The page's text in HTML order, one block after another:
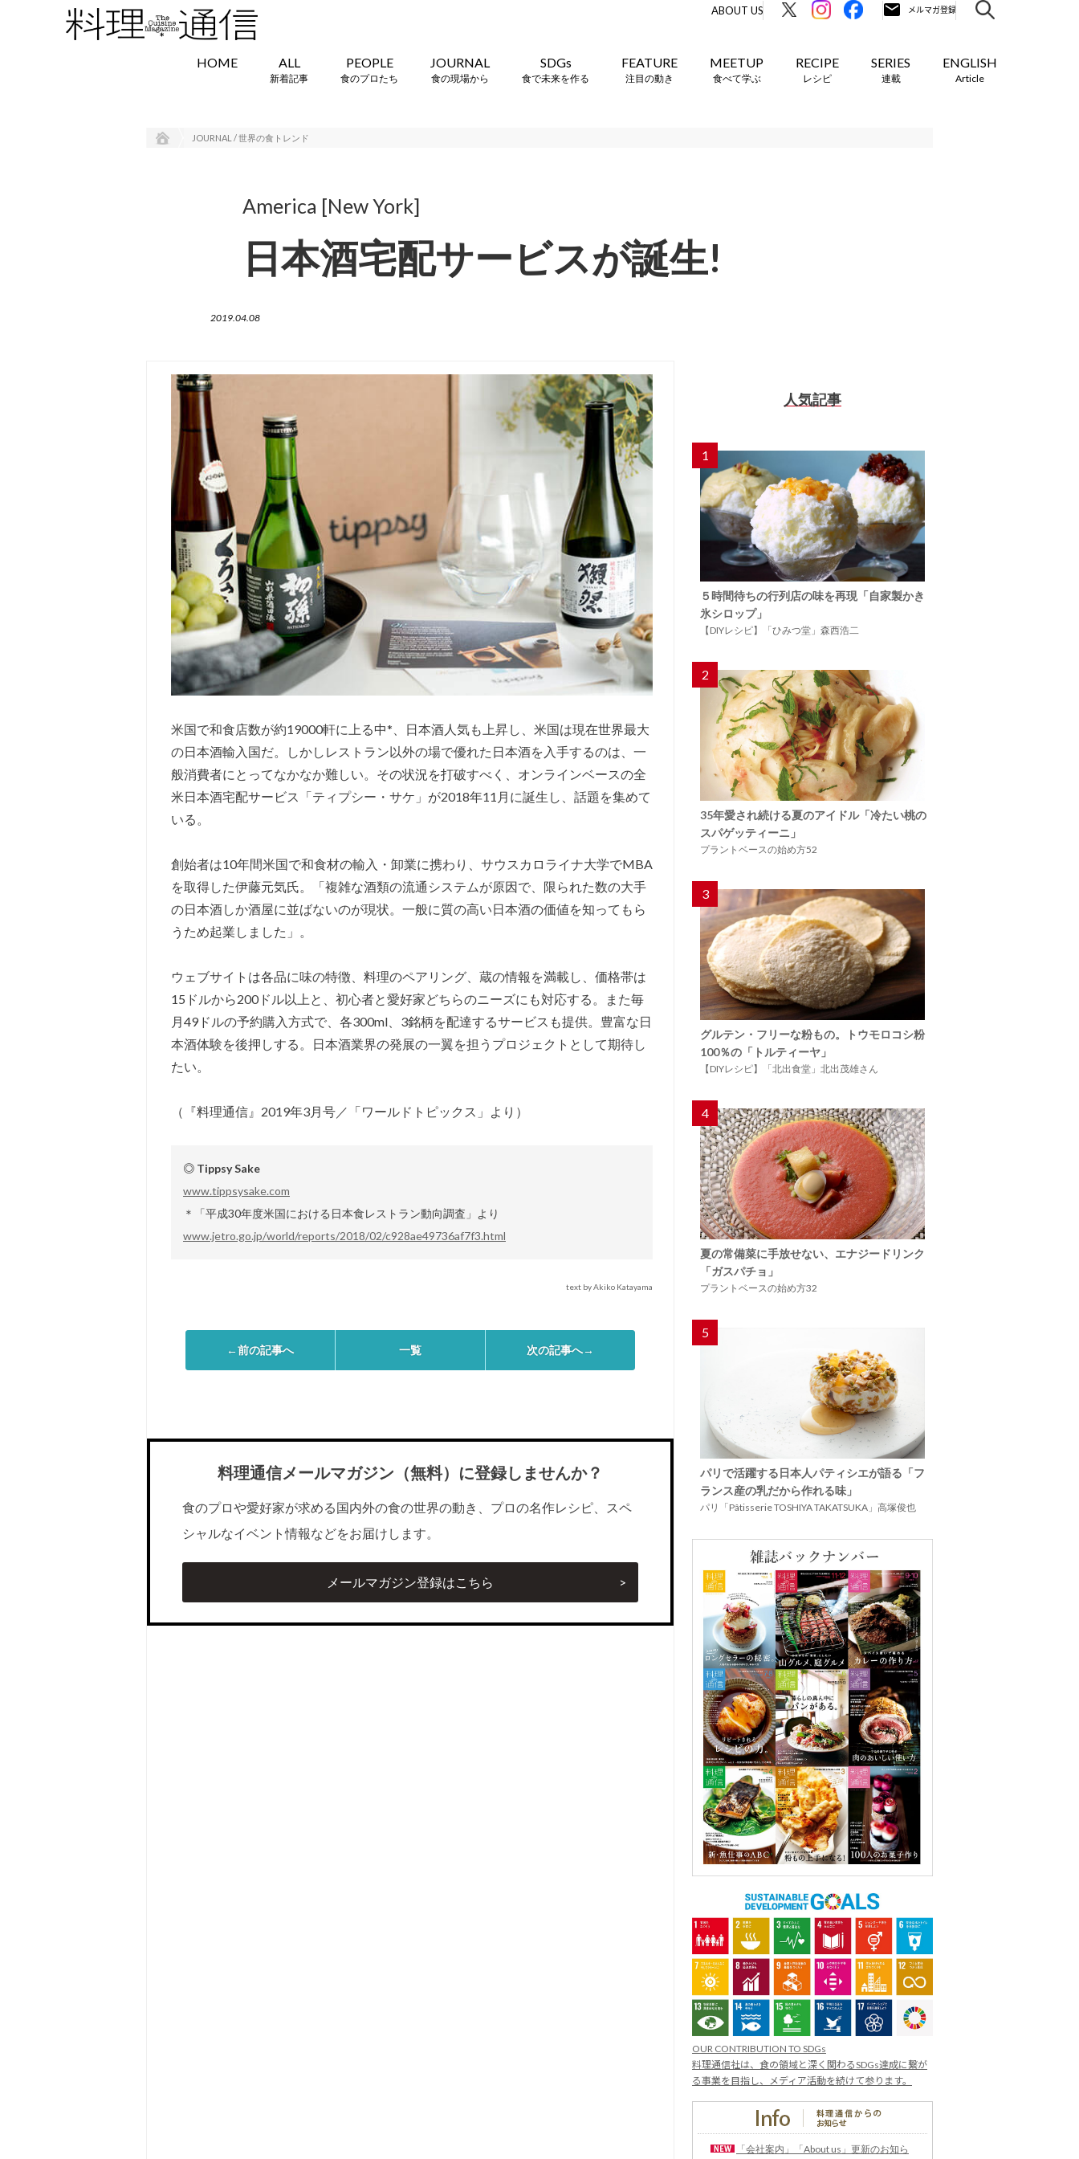
ABOUT US
HOME ALL
新着記事
PEOPLE
食のプロたち
JOURNAL
食の現場から
SDGs
食で未来を作る
FEATURE
注目の動き
MEETUP
食べて学ぶ
RECIPE
レシピ
SERIES
連載
ENGLISH
Article
JOURNAL / 世界の食トレンド
America [New York]
日本酒宅配サービスが誕生!
2019.04.08
米国で和食店数が約19000軒に上る中*、日本酒人気も上昇し、米国は現在世界最大
の日本酒輸入国だ。しかしレストラン以外の場で優れた日本酒を入手するのは、一
般消費者にとってなかなか難しい。その状況を打破すべく、オンラインベースの全
米日本酒宅配サービス「ティプシー・サケ」が2018年11月に誕生し、話題を集めて
いる。
創始者は10年間米国で和食材の輸入・卸業に携わり、サウスカロライナ大学でMBA
を取得した伊藤元気氏。「複雑な酒類の流通システムが原因で、限られた数の大手
の日本酒しか酒屋に並ばないのが現状。一般に質の高い日本酒の価値を知ってもら
うため起業しました」。
ウェブサイトは各品に味の特徴、料理のペアリング、蔵の情報を満載し、価格帯は
15ドルから200ドル以上と、初心者と愛好家どちらのニーズにも対応する。また毎
月49ドルの予約購入方式で、各300ml、3銘柄を配達するサービスも提供。豊富な日
本酒体験を後押しする。日本酒業界の発展の一翼を担うプロジェクトとして期待し
たい。
（『料理通信』2019年3月号／「ワールドトピックス」より）
◎ Tippsy Sake
www.tippsysake.com
＊「平成30年度米国における日本食レストラン動向調査」より
www.jetro.go.jp/world/reports/2018/02/c928ae49736af7f3.html
text by Akiko Katayama
←前の記事へ 一覧 次の記事へ→
料理通信メールマガジン（無料）に登録しませんか？
食のプロや愛好家が求める国内外の食の世界の動き、プロの名作レシピ、スペ
シャルなイベント情報などをお届けします。
メールマガジン登録はこちら
人気記事
1
５時間待ちの行列店の味を再現「自家製かき
氷シロップ」
【DIYレシピ】「ひみつ堂」森西浩二
2
35年愛され続ける夏のアイドル「冷たい桃の
スパゲッティーニ」
プラントベースの始め方52
3
グルテン・フリーな粉もの。トウモロコシ粉
100％の「トルティーヤ」
【DIYレシピ】「北出食堂」北出茂雄さん
4
夏の常備菜に手放せない、エナジードリンク
「ガスパチョ」
プラントベースの始め方32
5
パリで活躍する日本人パティシエが語る「フ
ランス産の乳だから作れる味」
パリ「Pâtisserie TOSHIYA TAKATSUKA」高塚俊也
OUR CONTRIBUTION TO SDGs
料理通信社は、食の領域と深く関わるSDGs達成に繋が
る事業を目指し、メディア活動を続けて参ります。
「会社案内」「About us」更新のお知ら